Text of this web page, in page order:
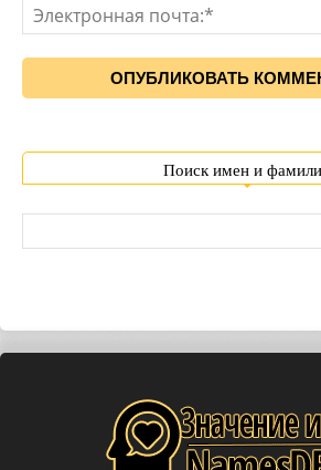
Поиск имен и